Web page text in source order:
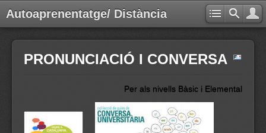
Autoaprenentatge/ Distància
PRONUNCIACIÓ I CONVERSA
Per als nivells Bàsic i Elemental